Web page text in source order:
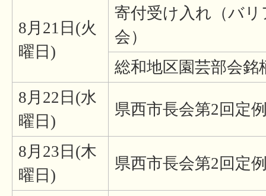
8月21日(火
曜日)
寄付受け入れ（バ
会）
総和地区園芸部会銘
8月22日(水
曜日)
県西市長会第2回定
8月23日(木
曜日)
県西市長会第2回定